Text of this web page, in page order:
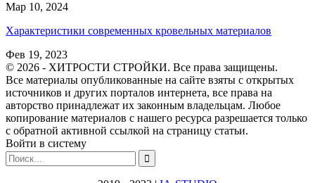
Мар 10, 2024
Характеристики современных кровельных материалов
Фев 19, 2023
© 2026 - ХИТРОСТИ СТРОЙКИ. Все права защищены.
Все материалы опубликованные на сайте взяты с открытых
источников и других порталов интернета, все права на
авторство принадлежат их законным владельцам. Любое
копирование материалов с нашего ресурса разрешается только
с обратной активной ссылкой на страницу статьи.
Войти в систему